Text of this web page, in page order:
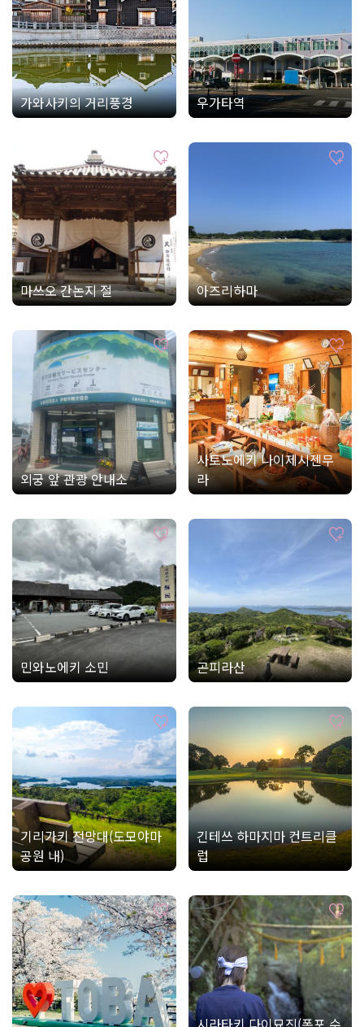
가와사키의 거리풍경 우가타역
마쓰오 간논지 절 아즈리하마
외궁 앞 관광 안내소
사토노에키 나이제시젠무
라
민와노에키 소민 곤피라산
기리가키 전망대(도모야마
공원 내)
긴테쓰 하마지마 컨트리클
럽